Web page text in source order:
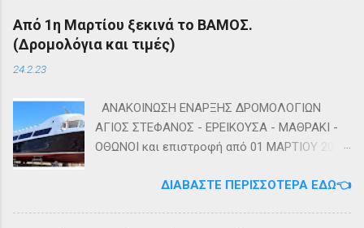
Από 1η Μαρτίου ξεκινά το ΒΑΜΟΣ.
(Δρομολόγια και τιμές)
24.2.23
ΑΝΑΚΟΙΝΩΣΗ ΕΝΑΡΞΗΣ ΔΡΟΜΟΛΟΓΙΩΝ
ΑΓΙΟΣ ΣΤΕΦΑΝΟΣ - ΕΡΕΙΚΟΥΣΑ - ΜΑΘΡΑΚΙ -
ΟΘΩΝΟΙ και επιστροφή από 01 ΜΑΡΤΙΟΥ 2023
της εταιρίας μας, ΕΓ-ΔΡ ΒΑΜΟΣ, αναμένεται
ΔΙΑΒΆΣΤΕ ΠΕΡΙΣΣΌΤΕΡΑ ΕΔΏ👈